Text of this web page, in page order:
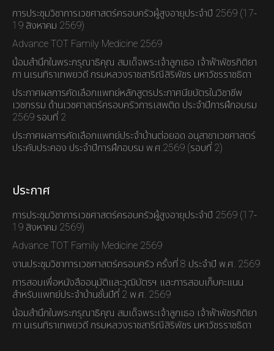
การประชุมวิชาการเวชศาสตร์ครอบครัวผู้สูงอายุประจำปี 2569 (17-
19 สิงหาคม 2569)
Advance TOT Family Medicine 2569
น้อมสำนึกในพระกรุณาธิคุณ สมเด็จพระเจ้าลูกเธอ เจ้าฟ้าพัชรกิติยา
ภา นเรนทิราเทพยวดี กรมหลวงราชสาริณีสิริพัชร มหาวัชรราชธิดา
ประกาศผลการคัดเลือกแพทย์หลักสูตรประกาศนียบัตรในวิชาชีพ
เวชกรรม ด้านเวชศาสตร์ครอบครัวการเสพติด ประจำปีการฝึกอบรม
2569 รอบที่ 2
ประกาศผลการคัดเลือกแพทย์ประจำบ้านต่อยอด อนุสาขาเวชศาสตร์
ประคับประคอง ประจำปีการฝึกอบรม พ.ศ.2569 (รอบที่ 2)
ประกาศ
การประชุมวิชาการเวชศาสตร์ครอบครัวผู้สูงอายุประจำปี 2569 (17-
19 สิงหาคม 2569)
Advance TOT Family Medicine 2569
งานประชุมวิชาการเวชศาสตร์ครอบครัว ครั้งที่ 8 ประจำปี พ.ศ. 2569
การสอบเพื่อหนังสืออนุมัติและวุฒิบัตรฯ และการสอบเก็บคะแนน
สำหรับแพทย์ประจำบ้านชั้นปีที่ 2 พ.ศ. 2569
น้อมสำนึกในพระกรุณาธิคุณ สมเด็จพระเจ้าลูกเธอ เจ้าฟ้าพัชรกิติยา
ภา นเรนทิราเทพยวดี กรมหลวงราชสาริณีสิริพัชร มหาวัชรราชธิดา